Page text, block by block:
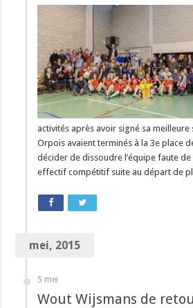
activités après avoir signé sa meilleure
Orpois avaient terminés à la 3e place
décider de dissoudre l’équipe faute
effectif compétitif suite au départ de
mei, 2015
5 mei
Wout Wijsmans de